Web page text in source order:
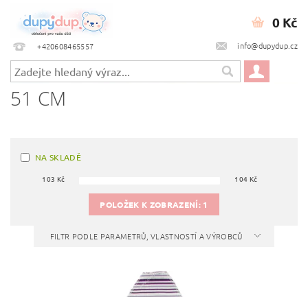
+420608465557 info@dupydup.cz
0 Kč
51 CM
NA SKLADĚ
103 Kč 104 Kč
POLOŽEK K ZOBRAZENÍ: 1
FILTR PODLE PARAMETRŮ, VLASTNOSTÍ A VÝROBCŮ